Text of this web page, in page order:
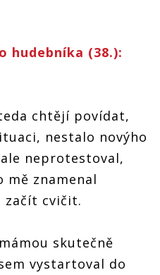
hudebníka (38.):
chtějí povídat,
nestalo novýho
neprotestoval,
mě znamenal
začít cvičit.
skutečně
vystartoval do